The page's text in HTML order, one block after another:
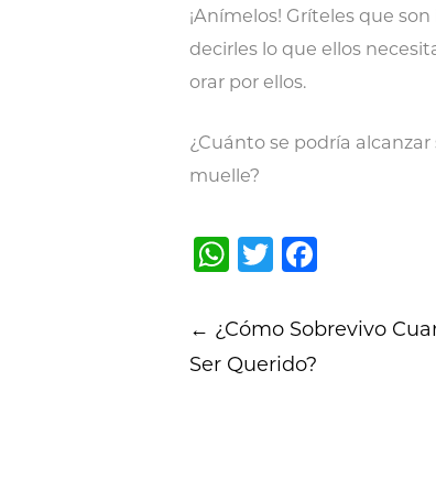
¡Anímelos! Gríteles que
decirles lo que ellos
orar por ellos.
¿Cuánto se podría
muelle?
WhatsApp
Twitter
Post
navigation
← ¿Cómo Sobrevivo
Ser Querido?